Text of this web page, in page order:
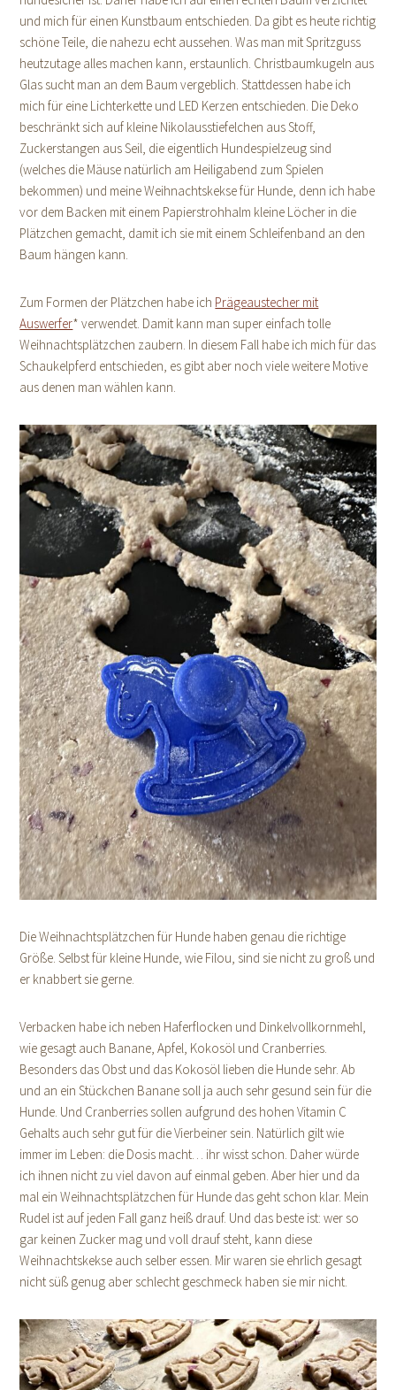
und mich für einen Kunstbaum entschieden. Da gibt es heute richtig
schöne Teile, die nahezu echt aussehen. Was man mit Spritzguss
heutzutage alles machen kann, erstaunlich. Christbaumkugeln aus
Glas sucht man an dem Baum vergeblich. Stattdessen habe ich
mich für eine Lichterkette und LED Kerzen entschieden. Die Deko
beschränkt sich auf kleine Nikolausstiefelchen aus Stoff,
Zuckerstangen aus Seil, die eigentlich Hundespielzeug sind
(welches die Mäuse natürlich am Heiligabend zum Spielen
bekommen) und meine Weihnachtskekse für Hunde, denn ich habe
vor dem Backen mit einem Papierstrohhalm kleine Löcher in die
Plätzchen gemacht, damit ich sie mit einem Schleifenband an den
Baum hängen kann.
Zum Formen der Plätzchen habe ich Prägeaustecher mit
Auswerfer* verwendet. Damit kann man super einfach tolle
Weihnachtsplätzchen zaubern. In diesem Fall habe ich mich für das
Schaukelpferd entschieden, es gibt aber noch viele weitere Motive
aus denen man wählen kann.
Die Weihnachtsplätzchen für Hunde haben genau die richtige
Größe. Selbst für kleine Hunde, wie Filou, sind sie nicht zu groß und
er knabbert sie gerne.
Verbacken habe ich neben Haferflocken und Dinkelvollkornmehl,
wie gesagt auch Banane, Apfel, Kokosöl und Cranberries.
Besonders das Obst und das Kokosöl lieben die Hunde sehr. Ab
und an ein Stückchen Banane soll ja auch sehr gesund sein für die
Hunde. Und Cranberries sollen aufgrund des hohen Vitamin C
Gehalts auch sehr gut für die Vierbeiner sein. Natürlich gilt wie
immer im Leben: die Dosis macht… ihr wisst schon. Daher würde
ich ihnen nicht zu viel davon auf einmal geben. Aber hier und da
mal ein Weihnachtsplätzchen für Hunde das geht schon klar. Mein
Rudel ist auf jeden Fall ganz heiß drauf. Und das beste ist: wer so
gar keinen Zucker mag und voll drauf steht, kann diese
Weihnachtskekse auch selber essen. Mir waren sie ehrlich gesagt
nicht süß genug aber schlecht geschmeck haben sie mir nicht.